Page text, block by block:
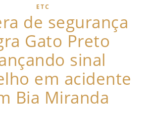
ETC
de segurança
Gato Preto
sinal
em acidente
Bia Miranda